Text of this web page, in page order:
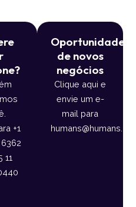
+1
11
Oportunidade
de novos
negócios
Clique aqui e
envie um e-
mail para